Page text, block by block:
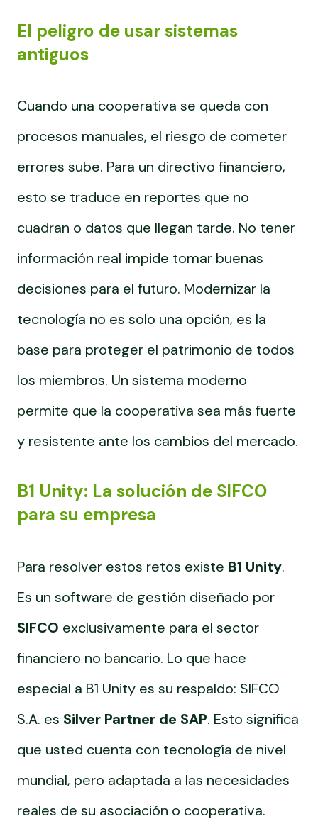
El peligro de usar sistemas
antiguos
Cuando una cooperativa se queda con
procesos manuales, el riesgo de cometer
errores sube. Para un directivo financiero,
esto se traduce en reportes que no
cuadran o datos que llegan tarde. No tener
información real impide tomar buenas
decisiones para el futuro. Modernizar la
tecnología no es solo una opción, es la
base para proteger el patrimonio de todos
los miembros. Un sistema moderno
permite que la cooperativa sea más fuerte
y resistente ante los cambios del mercado.
B1 Unity: La solución de SIFCO
para su empresa
Para resolver estos retos existe B1 Unity.
Es un software de gestión diseñado por
SIFCO exclusivamente para el sector
financiero no bancario. Lo que hace
especial a B1 Unity es su respaldo: SIFCO
S.A. es Silver Partner de SAP. Esto significa
que usted cuenta con tecnología de nivel
mundial, pero adaptada a las necesidades
reales de su asociación o cooperativa.